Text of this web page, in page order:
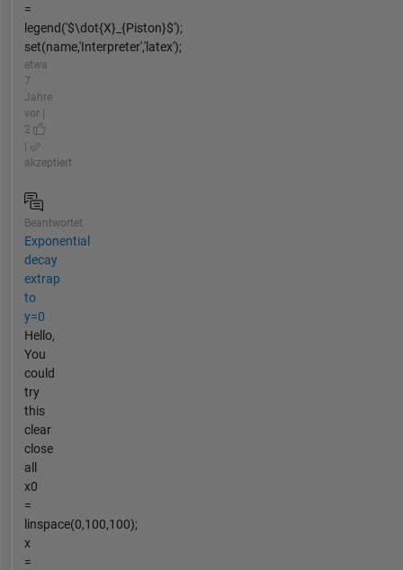
=
legend('$\dot{X}_{Piston}$');
set(name,'Interpreter','latex');
etwa
7
Jahre
vor |
2
|
akzeptiert
Beantwortet
Exponential
decay
extrap
to
y=0
Hello,
You
could
try
this
clear
close
all
x0
=
linspace(0,100,100);
x
=